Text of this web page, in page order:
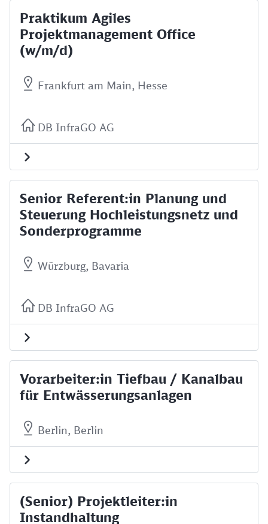
Praktikum Agiles
Projektmanagement Office
(w/m/d)
Frankfurt am Main, Hesse
DB InfraGO AG
Senior Referent:in Planung und
Steuerung Hochleistungsnetz und
Sonderprogramme
Würzburg, Bavaria
DB InfraGO AG
Vorarbeiter:in Tiefbau / Kanalbau
für Entwässerungsanlagen
Berlin, Berlin
(Senior) Projektleiter:in
Instandhaltung